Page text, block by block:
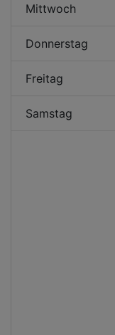
Mittwoch
Donnerstag
Freitag
Samstag